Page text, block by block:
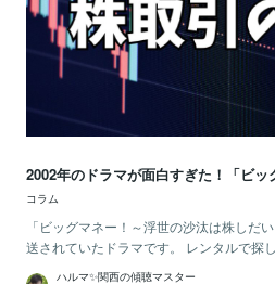
2002年のドラマが面白すぎた！「ビ
コラム
「ビッグマネー！～浮世の沙汰は株しだ
送されていたドラマです。 レンタルで探
ハルマ✨関西の傾聴マスター